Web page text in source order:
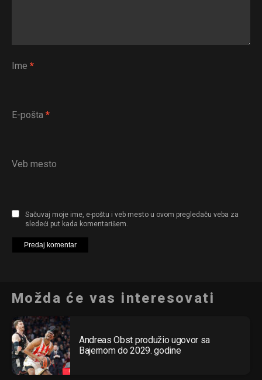
Ime *
E-pošta *
Veb mesto
Sačuvaj moje ime, e-poštu i veb mesto u ovom pregledaču veba za
sledeći put kada komentarišem.
Možda će vas interesovati
Andreas Obst produžio ugovor sa
Bajernom do 2029. godine